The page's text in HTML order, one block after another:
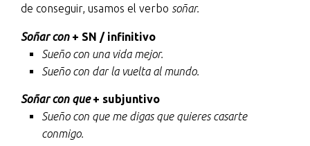
de conseguir, usamos el verbo soñar.
Soñar con+ SN / infinitivo
Sueño con una vida mejor.
Sueño con dar la vuelta al mundo.
Soñar con que+ subjuntivo
Sueño con que me digas que quieres casarte
conmigo.